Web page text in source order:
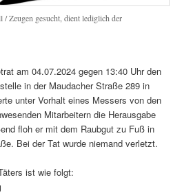
Zeugen gesucht, dient lediglich der
am 04.07.2024 gegen 13:40 Uhr den
in der Maudacher Straße 289 in
unter Vorhalt eines Messers von den
Mitarbeitern die Herausgabe
floh er mit dem Raubgut zu Fuß in
Bei der Tat wurde niemand verletzt.
ist wie folgt: